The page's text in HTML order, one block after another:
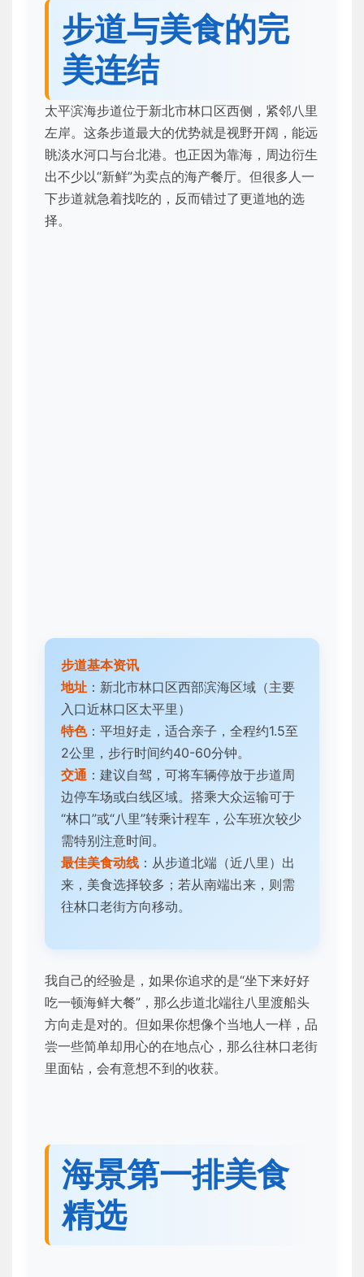
步道与美食的完
美连结
太平滨海步道位于新北市林口区西侧，紧邻八里
左岸。这条步道最大的优势就是视野开阔，能远
眺淡水河口与台北港。也正因为靠海，周边衍生
出不少以“新鲜”为卖点的海产餐厅。但很多人一
下步道就急着找吃的，反而错过了更道地的选
择。
步道基本资讯
地址 ：新北市林口区西部滨海区域（主要
入口近林口区太平里）
特色：平坦好走，适合亲子，全程约1.5至
2公里，步行时间约40-60分钟。
交通 ：建议自驾，可将车辆停放于步道周
边停车场或白线区域。搭乘大众运输可于
“林口”或“八里”转乘计程车，公车班次较少
需特别注意时间。
最佳美食动线 ：从步道北端（近八里）出
来，美食选择较多；若从南端出来，则需
往林口老街方向移动。
我自己的经验是，如果你追求的是“坐下来好好
吃一顿海鲜大餐”，那么步道北端往八里渡船头
方向走是对的。但如果你想像个当地人一样，品
尝一些简单却用心的在地点心，那么往林口老街
里面钻，会有意想不到的收获。
海景第一排美食
精选